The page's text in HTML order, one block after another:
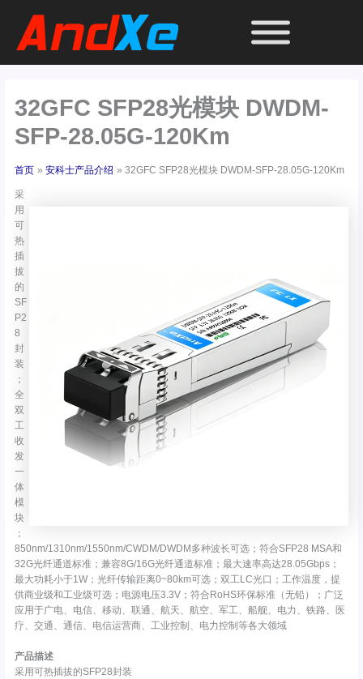
32GFC SFP28光模块 DWDM-
SFP-28.05G-120Km
首页 安科士产品介绍 32GFC SFP28光模块 DWDM-SFP-28.05G-120Km
采
用
可
热
插
拔
的
SF
P2
8
封
装
；
全
双
工
收
发
一
体
模
块
；
850nm/1310nm/1550nm/CWDM/DWDM多种波长可选；符合SFP28 MSA和
32G光纤通道标准；兼容8G/16G光纤通道标准；最大速率高达28.05Gbps；
最大功耗小于1W；光纤传输距离0~80km可选；双工LC光口；工作温度，提
供商业级和工业级可选；电源电压3.3V；符合RoHS环保标准（无铅）；广泛
应用于广电、电信、移动、联通、航天、航空、军工、船舰、电力、铁路、医
疗、交通、通信、电信运营商、工业控制、电力控制等各大领域
产品描述
采用可热插拔的SFP28封装